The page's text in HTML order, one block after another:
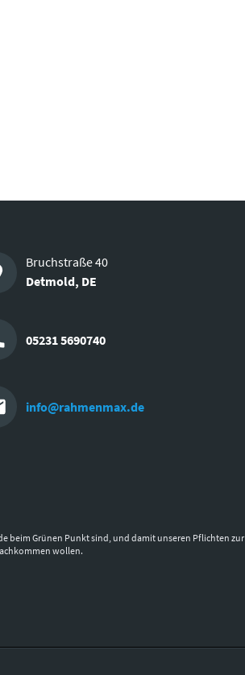
Bruchstraße 40
Detmold, DE
05231 5690740
info@rahmenmax.de
beim Grünen Punkt sind, und damit unseren Pflichten zur
wollen.